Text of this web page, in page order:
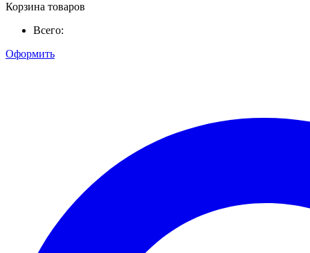
Корзина товаров
Всего:
Оформить